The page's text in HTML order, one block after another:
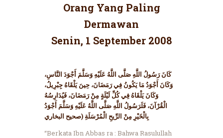
Orang Yang Paling
Dermawan
Senin, 1 September 2008
كَانَ رَسُولُ اللَّهِ صَلَّى اللَّهُ عَلَيْهِ وَسَلَّمَ أَجْوَدَ النَّاسِ،
وَكَانَ أَجْوَدُ مَا يَكُونُ فِي رَمَضَانَ، حِينَ يَلْقَاهُ جِبْرِيلُ،
وَكَانَ يَلْقَاهُ فِي كُلِّ لَيْلَةٍ مِنْ رَمَضَانَ، فَيُدَارِسُهُ
الْقُرْآنَ، فَلَرَسُولُ اللَّهِ صَلَّى اللَّهُ عَلَيْهِ وَسَلَّمَ أَجْوَدُ
بِالْخَيْرِ مِنْ الرِّيحِ الْمُرْسَلَةِ (صحيح البخاري
“Berkata Ibn Abbas ra : Bahwa Rasulullah